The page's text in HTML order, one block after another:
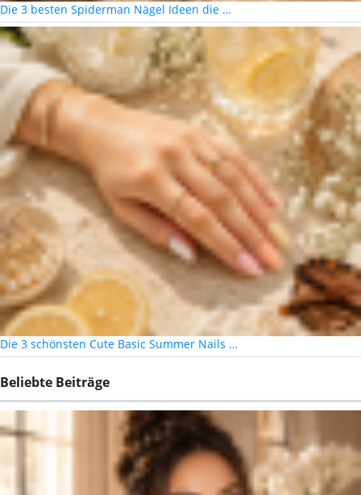
Die 3 besten Spiderman Nägel Ideen die …
Die 3 schönsten Cute Basic Summer Nails …
Beliebte Beiträge